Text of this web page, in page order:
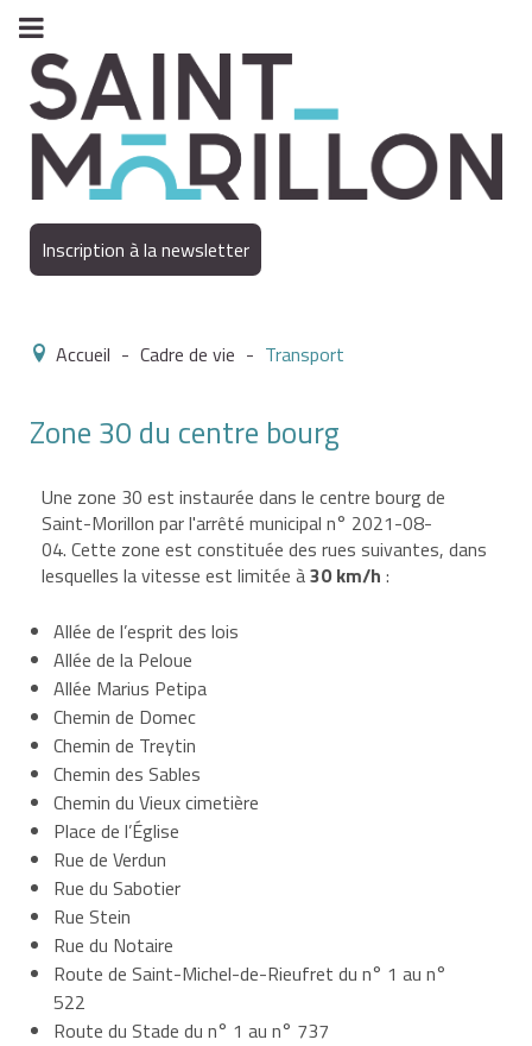
Inscription à la newsletter
Accueil - Cadre de vie - Transport
Zone 30 du centre bourg
Une zone 30 est instaurée dans le centre bourg de
Saint-Morillon par l'arrêté municipal n° 2021-08-
04. Cette zone est constituée des rues suivantes, dans
lesquelles la vitesse est limitée à30 km/h :
Allée de l’esprit des lois
Allée de la Peloue
Allée Marius Petipa
Chemin de Domec
Chemin de Treytin
Chemin des Sables
Chemin du Vieux cimetière
Place de l’Église
Rue de Verdun
Rue du Sabotier
Rue Stein
Rue du Notaire
Route de Saint-Michel-de-Rieufret du n° 1 au n°
522
Route du Stade du n° 1 au n° 737